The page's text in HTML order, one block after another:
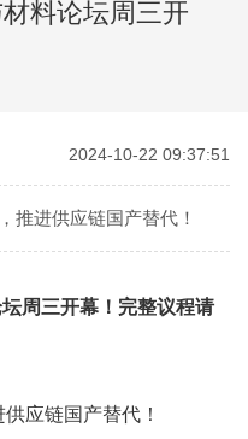
料论坛周三开
2024-10-22 09:37:51
推进供应链国产替代！
周三开幕！完整议程请
应链国产替代！